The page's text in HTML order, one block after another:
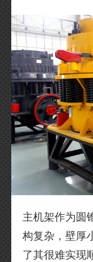
主机架作为圆
构复杂，壁厚
了其很难实现